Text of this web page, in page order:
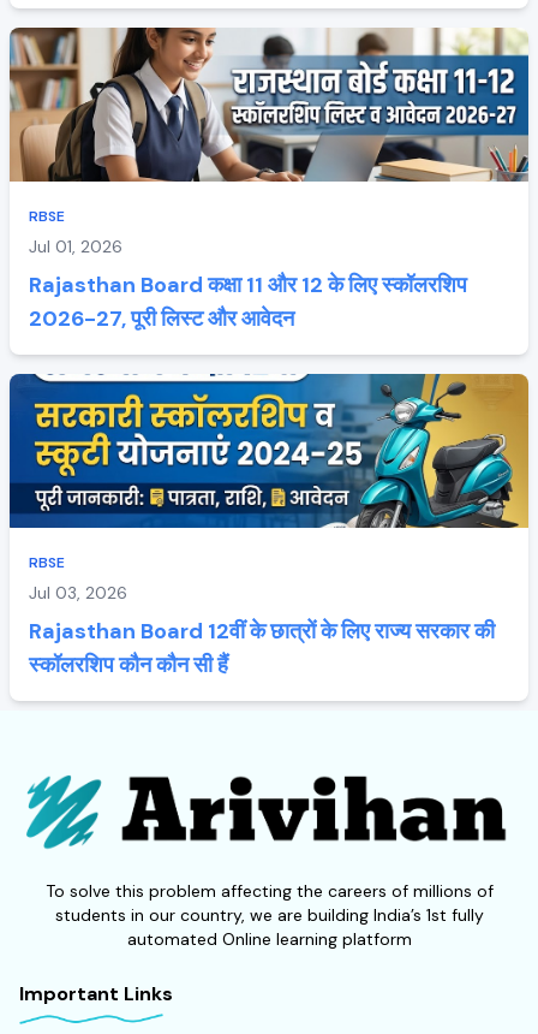
RBSE
Jul 01, 2026
Rajasthan Board कक्षा 11 और 12 के लिए स्कॉलरशिप
2026-27, पूरी लिस्ट और आवेदन
RBSE
Jul 03, 2026
Rajasthan Board 12वीं के छात्रों के लिए राज्य सरकार की
स्कॉलरशिप कौन कौन सी हैं
To solve this problem affecting the careers of millions of
students in our country, we are building India’s 1st fully
automated Online learning platform
Important Links